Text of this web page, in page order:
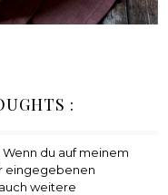
:
du auf meinem
eingegebenen
weitere